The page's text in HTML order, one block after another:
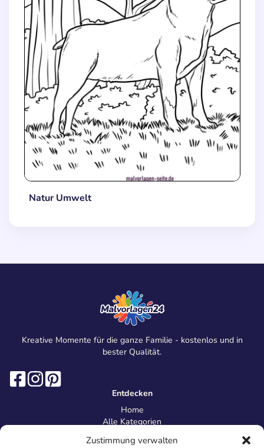
Zustimmung verwalten
Natur Umwelt
Kreative Momente für die ganze Familie - kostenlos und in
bester Qualität.
Entdecken
Home
Alle Kategorien
Information